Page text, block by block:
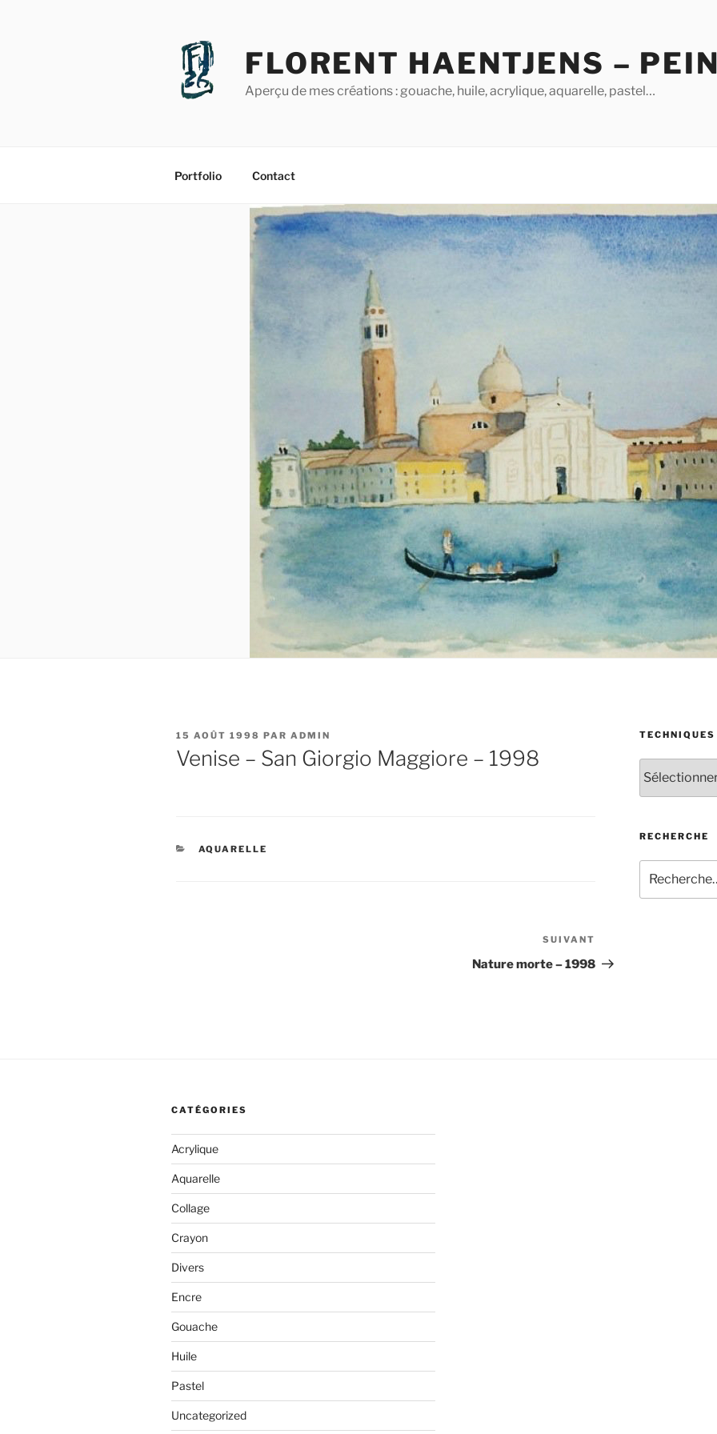
FLORENT HAENTJENS –
Aperçu de mes créations : gouache, huile, acrylique, aquarelle, pastel…
Portfolio Contact
PUBLIÉ
LE
15 AOÛT 1998 PAR ADMIN
Venise – San Giorgio Maggiore – 1998
CATÉGORIES
AQUARELLE
suivant
SUIVANT
Nature morte – 1998
TECHNIQUES
RECHERCHE
pour
:
CATÉGORIES
Acrylique
Aquarelle
Collage
Crayon
Divers
Encre
Gouache
Huile
Pastel
Uncategorized